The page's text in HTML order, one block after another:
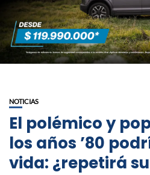
NOTICIAS
El polémico y
los años ’80
vida: ¿repetirá